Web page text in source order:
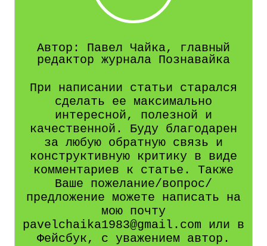
Автор: Павел Чайка, главный
редактор журнала Познавайка
При написании статьи старался
сделать ее максимально
интересной, полезной и
качественной. Буду благодарен
за любую обратную связь и
конструктивную критику в виде
комментариев к статье. Также
Ваше пожелание/вопрос/
предложение можете написать на
мою почту
pavelchaika1983@gmail.com или в
Фейсбук, с уважением автор.